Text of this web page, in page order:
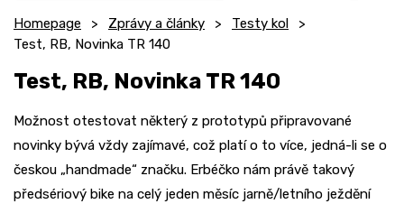
Homepage Zprávy a články
Testy kol
Test, RB, Novinka TR 140
Test, RB, Novinka TR 140
Možnost otestovat některý z prototypů připravované
novinky bývá vždy zajímavé, což platí o to více, jedná-li se o
českou „handmade“ značku. Erbéčko nám právě takový
předsériový bike na celý jeden měsíc jarně/letního ježdění